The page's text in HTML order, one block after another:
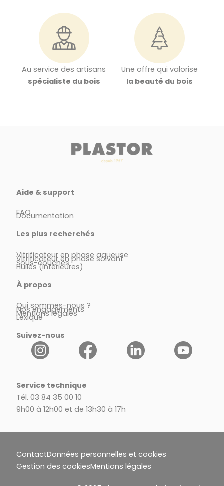
Au service des artisans
spécialiste du bois
Une offre qui valorise
la beauté du bois
Aide & support
FAQ
Documentation
Les plus recherchés
Vitrificateur en phase aqueuse
Vitrificateur en phase solvant
Sous-couches
Huiles (intérieures)
À propos
Qui sommes-nous ?
Nos engagements
Mentions légales
Lexique
Suivez-nous
Service technique
Tél. 03 84 35 00 10
9h00 à 12h00 et de 13h30 à 17h
ContactDonnées personnelles et cookies
Gestion des cookiesMentions légales